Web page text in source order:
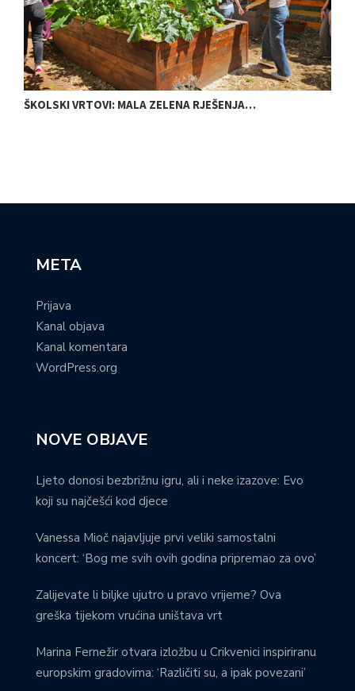
ŠKOLSKI VRTOVI: MALA ZELENA RJEŠENJA…
META
Prijava
Kanal objava
Kanal komentara
WordPress.org
NOVE OBJAVE
Ljeto donosi bezbrižnu igru, ali i neke izazove: Evo
koji su najčešći kod djece
Vanessa Mioč najavljuje prvi veliki samostalni
koncert: ‘Bog me svih ovih godina pripremao za ovo’
Zalijevate li biljke ujutro u pravo vrijeme? Ova
greška tijekom vrućina uništava vrt
Marina Fernežir otvara izložbu u Crikvenici inspiriranu
europskim gradovima: ‘Različiti su, a ipak povezani’